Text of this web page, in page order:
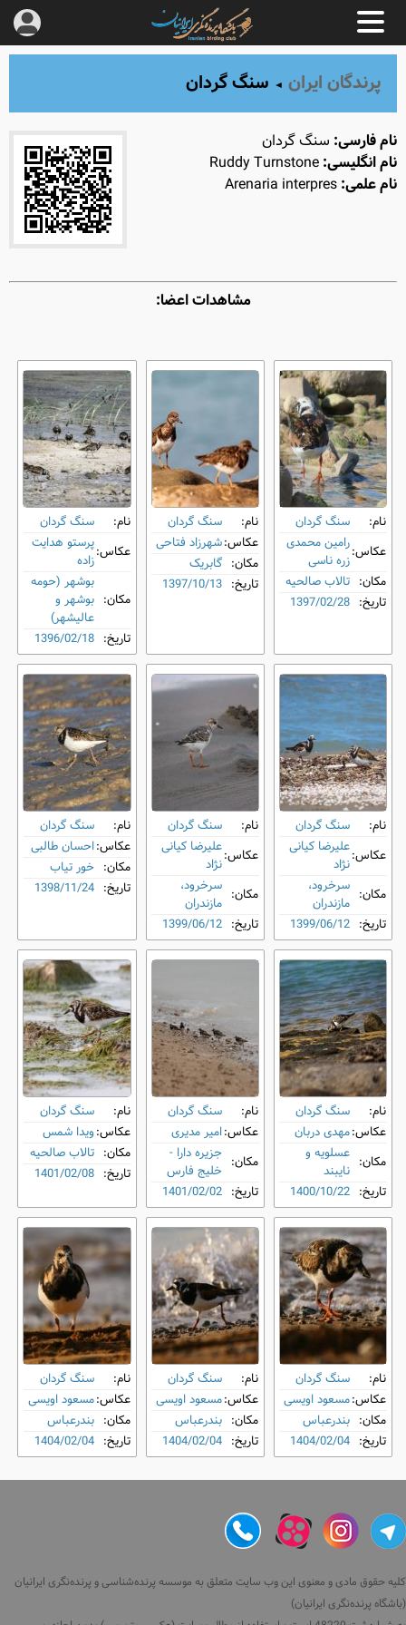
پرندگان ایران ◄ سنگ‌ گردان
نام فارسی: سنگ‌ گردان
نام انگلیسی:
نام علمی:
مشاهدات اعضا:
نام:
سنگ‌ گردان
عکاس:رامین محمدی
زره ناسی
مکان: تالاب صالحیه
تاریخ: 1397/02/28
نام:
سنگ‌ گردان
عکاس:شهرزاد فتاحی
مکان: گابریک
تاریخ: 1397/10/13
نام:
سنگ‌ گردان
عکاس:پرستو هدایت
زاده
مکان:
بوشهر (حومه
بوشهر و
عالیشهر)
تاریخ: 1396/02/18
نام:
سنگ‌ گردان
عکاس:علیرضا کیانی
نژاد
مکان: سرخرود،
مازندران
تاریخ: 1399/06/12
نام:
سنگ‌ گردان
عکاس:علیرضا کیانی
نژاد
مکان: سرخرود،
مازندران
تاریخ: 1399/06/12
نام:
سنگ‌ گردان
عکاس:احسان طالبی
مکان: خور تیاب
تاریخ: 1398/11/24
نام:
سنگ‌ گردان
عکاس:مهدی دربان
مکان: عسلویه و
نایبند
تاریخ: 1400/10/22
نام:
سنگ‌ گردان
عکاس:امیر مدیری
مکان: جزیره دارا -
خلیج فارس
تاریخ: 1401/02/02
نام:
سنگ‌ گردان
عکاس:ویدا شمس
مکان: تالاب صالحیه
تاریخ: 1401/02/08
نام:
سنگ‌ گردان
عکاس:مسعود اویسی
مکان: بندرعباس
تاریخ: 1404/02/04
نام:
سنگ‌ گردان
عکاس:مسعود اویسی
مکان: بندرعباس
تاریخ: 1404/02/04
نام:
سنگ‌ گردان
عکاس:مسعود اویسی
مکان: بندرعباس
تاریخ: 1404/02/04
کلیه حقوق مادی و معنوی این وب سایت متعلق به موسسه پرنده‌شناسی و پرنده‌نگری ایرانیان
(باشگاه پرنده‌نگری ایرانیان)